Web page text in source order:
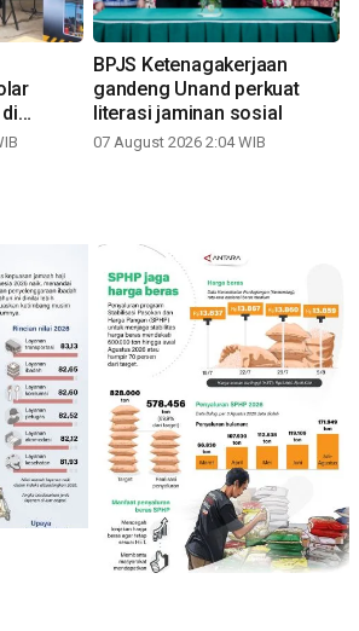
BPJS Ketenagakerjaan
gandeng Unand perkuat
literasi jaminan sosial
07 August 2026 2:04 WIB